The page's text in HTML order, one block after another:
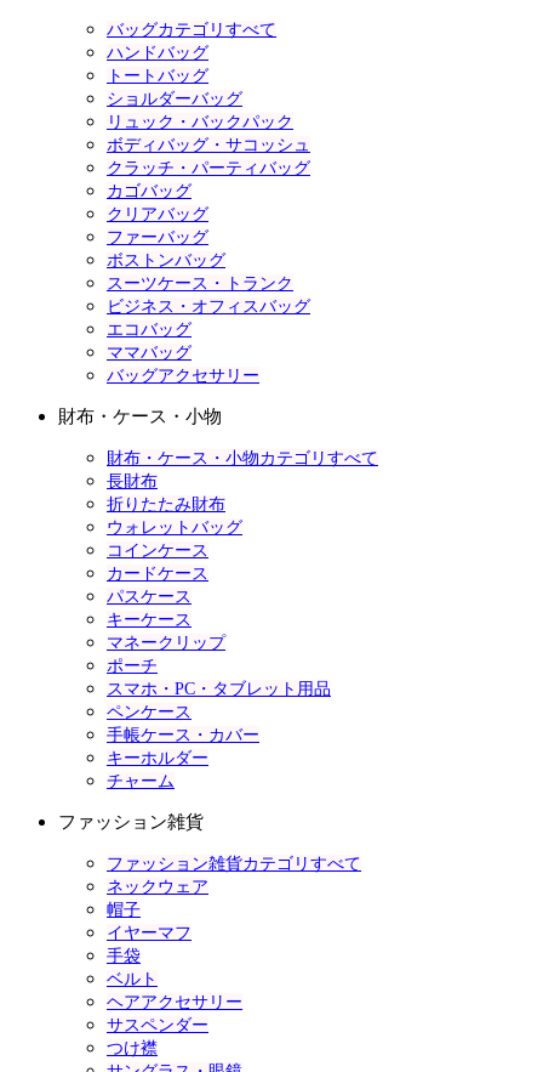
バッグカテゴリすべて
ハンドバッグ
トートバッグ
ショルダーバッグ
リュック・バックパック
ボディバッグ・サコッシュ
クラッチ・パーティバッグ
カゴバッグ
クリアバッグ
ファーバッグ
ボストンバッグ
スーツケース・トランク
ビジネス・オフィスバッグ
エコバッグ
ママバッグ
バッグアクセサリー
財布・ケース・小物
財布・ケース・小物カテゴリすべて
長財布
折りたたみ財布
ウォレットバッグ
コインケース
カードケース
パスケース
キーケース
マネークリップ
ポーチ
スマホ・PC・タブレット用品
ペンケース
手帳ケース・カバー
キーホルダー
チャーム
ファッション雑貨
ファッション雑貨カテゴリすべて
ネックウェア
帽子
イヤーマフ
手袋
ベルト
ヘアアクセサリー
サスペンダー
つけ襟